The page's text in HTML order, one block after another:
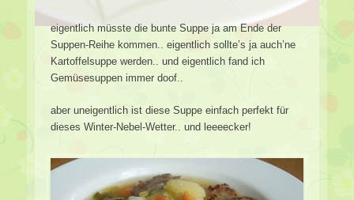
eigentlich müsste die bunte Suppe ja am Ende der
Suppen-Reihe kommen.. eigentlich sollte’s ja auch’ne
Kartoffelsuppe werden.. und eigentlich fand ich
Gemüsesuppen immer doof..
aber uneigentlich ist diese Suppe einfach perfekt für
dieses Winter-Nebel-Wetter.. und leeeecker!